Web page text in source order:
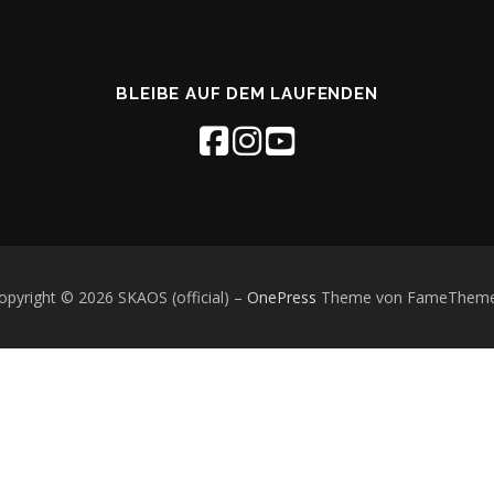
BLEIBE AUF DEM LAUFENDEN
© 2026 SKAOS (official) – OnePress Theme von